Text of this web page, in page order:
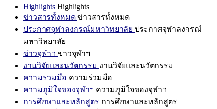
Highlights Highlights
ข่าวสารทั้งหมด ข่าวสารทั้งหมด
ประกาศจุฬาลงกรณ์มหาวิทยาลัย ประกาศจุฬาลงกรณ์
มหาวิทยาลัย
ข่าวจุฬาฯ ข่าวจุฬาฯ
งานวิจัยและนวัตกรรม งานวิจัยและนวัตกรรม
ความร่วมมือ ความร่วมมือ
ความภูมิใจของจุฬาฯ ความภูมิใจของจุฬาฯ
การศึกษาและหลักสูตร การศึกษาและหลักสูตร